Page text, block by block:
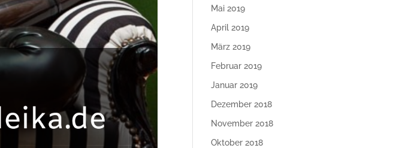
Mai 2019
April 2019
März 2019
Februar 2019
Januar 2019
Dezember 2018
November 2018
Oktober 2018